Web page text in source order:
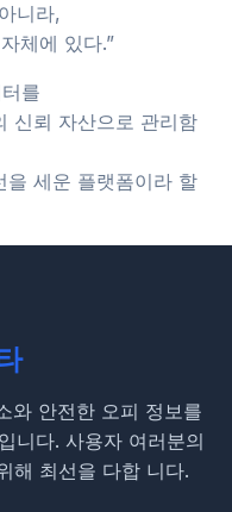
니라,
체에 있다.”
를
신뢰 자산으로 관리함
을 세운 플랫폼이라 할
와 안전한 오피 정보를
니다. 사용자 여러분의
해 최선을 다합 니다.